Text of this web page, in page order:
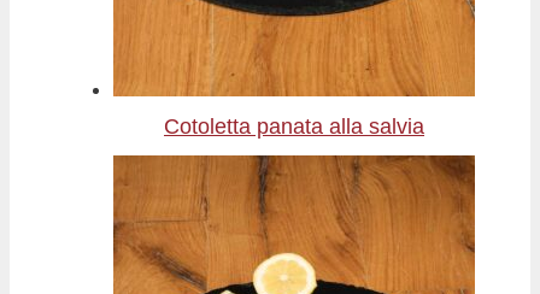
Cotoletta panata alla salvia